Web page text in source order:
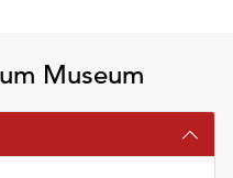
Museum